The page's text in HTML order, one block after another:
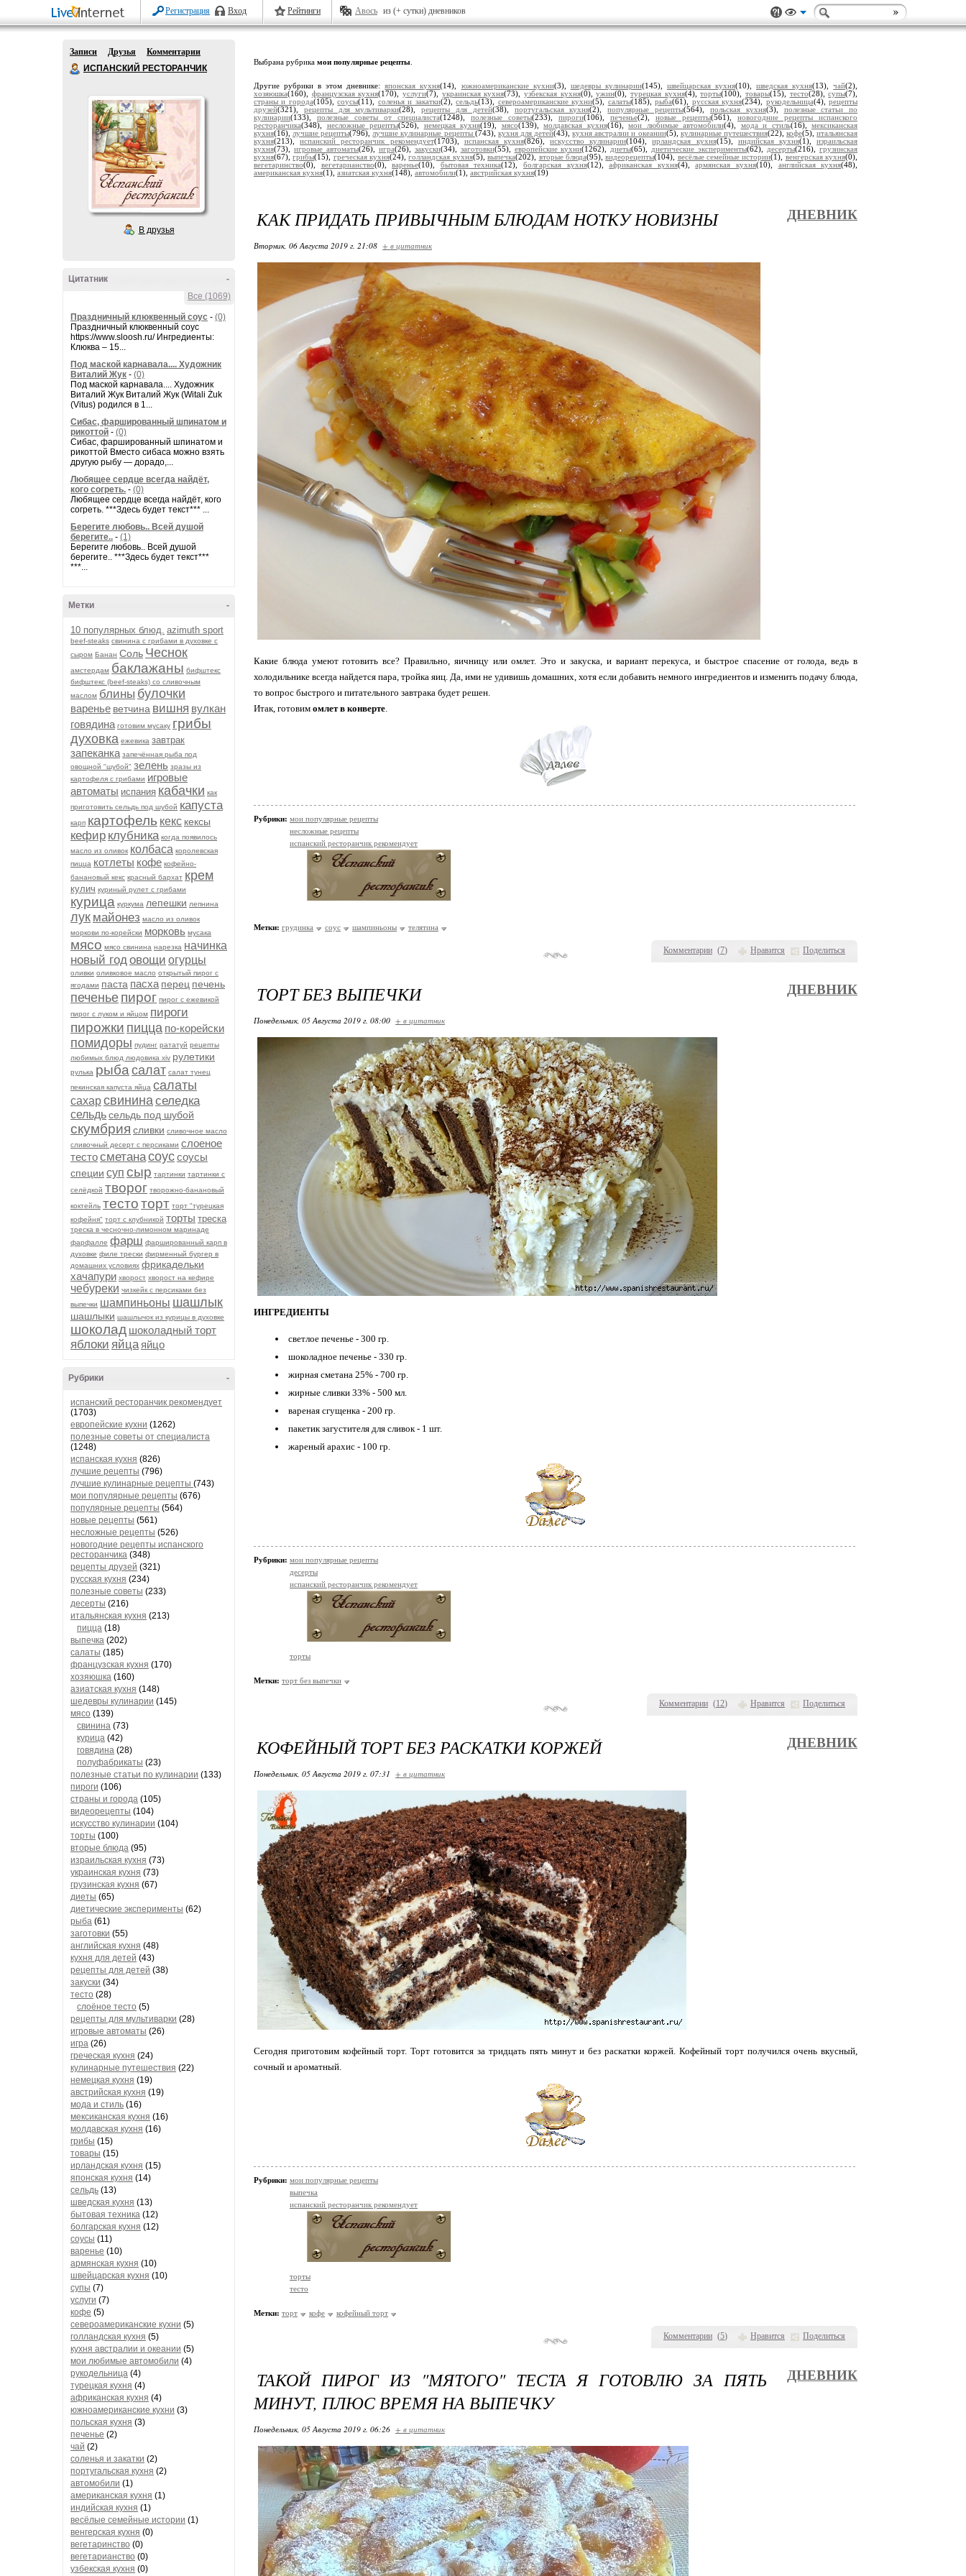
Регистрация Вход Рейтинги Авось из (+ сутки) дневников
Записи Друзья
Комментарии
ИСПАНСКИЙ РЕСТОРАНЧИК
В друзья
-
Цитатник
Все (1069)
Праздничный клюквенный соус - (0)
Праздничный клюквенный соус
https://www.sloosh.ru/ Ингредиенты:
Клюква – 15...
Под маской карнавала.... Художник
Виталий Жук - (0)
Под маской карнавала.... Художник
Виталий Жук Виталий Жук (Witali Żuk
(Vitus) родился в 1...
Сибас, фаршированный шпинатом и
рикоттой - (0)
Сибас, фаршированный шпинатом и
рикоттой Вместо сибаса можно взять
другую рыбу — дорадо,...
Любящее сердце всегда найдёт,
кого согреть. - (0)
Любящее сердце всегда найдёт, кого
согреть. ***Здесь будет текст*** ...
Берегите любовь.. Всей душой
берегите.. - (1)
Берегите любовь.. Всей душой
берегите.. ***Здесь будет текст***
***...
-
Метки
10 популярных блюд. azimuth sport
beef-stеаks cвинина с грибами в духовке с
сыром Банан Соль Чеснок
амстердам баклажаны бифштекс
бифштекс (beef-stеаks) со сливочным
маслом блины булочки
варенье ветчина вишня вулкан
говядина готовим мусаку грибы
духовка ежевика завтрак
запеканка запечённая рыба под
овощной "шубой" зелень зразы из
картофеля с грибами игровые
автоматы испания кабачки как
приготовить сельдь под шубой капуста
карп картофель кекс кексы
кефир клубника когда появилось
масло из оливок колбаса королевская
пицца котлеты кофе кофейно-
банановый кекс красный бархат крем
кулич куриный рулет с грибами
курица куркума лепешки лепнина
лук майонез масло из оливок
моркови по-корейски морковь мусака
мясо мясо свинина нарезка начинка
новый годовощи огурцы
оливки оливковое масло открытый пирог с
ягодами паста пасха перец печень
печенье пирог пирог с ежевикой
пирог с луком и яйцом пироги
пирожки пицца по-корейски
помидоры пудинг рататуй рецепты
любимых блюд людовика xiv рулетики
рулька рыба салат салат тунец
пекинская капуста яйца салаты
сахарсвининаселедка
сельдьсельдь под шубой
скумбрия сливки сливочное масло
сливочный десерт с персиками слоеное
тестосметанасоуссоусы
специи суп сыр тартинки тартинки с
селёдкой творог творожно-банановый
коктейль тестоторт торт "турецкая
кофейня" торт с клубникой торты треска
треска в чесночно-лимонном маринаде
фарфалле фарш фаршированный карп в
духовке филе трески фирменный бургер в
домашних условиях фрикадельки
хачапури хворост хворост на кефире
чебуреки чизкейк с персиками без
выпечки шампиньоны шашлык
шашлыки шашлычок из курицы в духовке
шоколад шоколадный торт
яблоки яйца яйцо
-
Рубрики
испанский ресторанчик рекомендует
(1703)
европейские кухни (1262)
полезные советы от специалиста
(1248)
испанская кухня (826)
лучшие рецепты (796)
лучшие кулинарные рецепты (743)
мои популярные рецепты (676)
популярные рецепты (564)
новые рецепты (561)
несложные рецепты (526)
новогодние рецепты испанского
ресторанчика (348)
рецепты друзей (321)
русская кухня (234)
полезные советы (233)
десерты (216)
итальянская кухня (213)
пицца (18)
выпечка (202)
салаты (185)
французская кухня (170)
хозяюшка (160)
азиатская кухня (148)
шедевры кулинарии (145)
мясо (139)
свинина (73)
курица (42)
говядина (28)
полуфабрикаты (23)
полезные статьи по кулинарии (133)
пироги (106)
страны и города (105)
видеорецепты (104)
искусство кулинарии (104)
торты (100)
вторые блюда (95)
израильская кухня (73)
украинская кухня (73)
грузинская кухня (67)
диеты (65)
диетические эксперименты (62)
рыба (61)
заготовки (55)
английская кухня (48)
кухня для детей (43)
рецепты для детей (38)
закуски (34)
тесто (28)
слоёное тесто (5)
рецепты для мультиварки (28)
игровые автоматы (26)
игра (26)
греческая кухня (24)
кулинарные путешествия (22)
немецкая кухня (19)
австрийская кухня (19)
мода и стиль (16)
мексиканская кухня (16)
молдавская кухня (16)
грибы (15)
товары (15)
ирландская кухня (15)
японская кухня (14)
сельдь (13)
шведская кухня (13)
бытовая техника (12)
болгарская кухня (12)
соусы (11)
варенье (10)
армянская кухня (10)
швейцарская кухня (10)
супы (7)
услуги (7)
кофе (5)
североамериканские кухни (5)
голландская кухня (5)
кухня австралии и океании (5)
мои любимые автомобили (4)
рукодельница (4)
турецкая кухня (4)
африканская кухня (4)
южноамериканские кухни (3)
польская кухня (3)
печенье (2)
чай (2)
соленья и закатки (2)
португальская кухня (2)
автомобили (1)
американская кухня (1)
индийская кухня (1)
весёлые семейные истории (1)
венгерская кухня (0)
вегетаринство (0)
вегетарианство (0)
узбекская кухня (0)
Выбрана рубрика мои популярные рецепты
Другие рубрики в этом дневнике:японская кухня(14), южноамериканские кухни(3), шедевры кулинарии(145), швейцарская кухня(10), шведская кухня(13),чай(2),
хозяюшка(160), французская кухня(170), услуги(7), украинская кухня(73), узбекская кухня(0),ужин(0), турецкая кухня(4),торты(100), товары(15), тесто(28),супы(7),
страны и города(105),соусы(11), соленья и закатки(2),сельдь(13), североамериканские кухни(5), салаты(185),рыба(61), русская кухня(234), рукодельница(4),рецепты
друзей(321), рецепты для мультиварки(28),рецепты для детей(38), португальская кухня(2),популярные рецепты(564), польская кухня(3), полезные статьи по
кулинарии(133), полезные советы от специалиста(1248), полезные советы(233), пироги(106), печенье(2), новые рецепты(561), новогодние рецепты испанского
ресторанчика(348), несложные рецепты(526), немецкая кухня(19), мясо(139), молдавская кухня(16), мои любимые автомобили(4), мода и стиль(16), мексиканская
кухня(16), лучшие рецепты(796), лучшие кулинарные рецепты (743), кухня для детей(43),кухня австралии и океании(5), кулинарные путешествия(22), кофе(5),итальянская
кухня(213),испанский ресторанчик рекомендует(1703), испанская кухня(826),искусство кулинарии(104),ирландская кухня(15), индийская кухня(1),израильская
кухня(73), игровые автоматы(26), игра(26), закуски(34), заготовки(55), европейские кухни(1262), диеты(65), диетические эксперименты(62), десерты(216),грузинская
кухня(67),грибы(15), греческая кухня(24),голландская кухня(5),выпечка(202), вторые блюда(95),видеорецепты(104), весёлые семейные истории(1), венгерская кухня(0),
вегетаринство(0), вегетарианство(0),варенье(10), бытовая техника(12), болгарская кухня(12),африканская кухня(4),армянская кухня(10), английская кухня(48),
американская кухня(1), азиатская кухня(148), автомобили(1), австрийская кухня(19)
Комментарии (7) Нравится Поделиться
КАК ПРИДАТЬ ПРИВЫЧНЫМ БЛЮДАМ НОТКУ НОВИЗНЫ ДНЕВНИК
Вторник, 06 Августа 2019 г. 21:08 + в цитатник
Какие блюда умеют готовить все? Правильно, яичницу или омлет. Это и закуска, и вариант перекуса, и быстрое спасение от голода, ведь в
холодильнике всегда найдется пара, тройка яиц. Да, ими не удивишь домашних, хотя если добавить немного ингредиентов и изменить подачу блюда,
то вопрос быстрого и питательного завтрака будет решен.
Итак, готовим омлет в конверте.
Рубрики: мои популярные рецепты
несложные рецепты
испанский ресторанчик рекомендует
Метки: грудинка соус шампиньоны телятина
Комментарии (12) Нравится Поделиться
ТОРТ БЕЗ ВЫПЕЧКИ ДНЕВНИК
Понедельник, 05 Августа 2019 г. 08:00 + в цитатник
ИНГРЕДИЕНТЫ
светлое печенье - 300 гр.
шоколадное печенье - 330 гр.
жирная сметана 25% - 700 гр.
жирные сливки 33% - 500 мл.
вареная сгущенка - 200 гр.
пакетик загустителя для сливок - 1 шт.
жареный арахис - 100 гр.
Рубрики: мои популярные рецепты
десерты
испанский ресторанчик рекомендует
торты
Метки: торт без выпечки
Комментарии (5) Нравится Поделиться
КОФЕЙНЫЙ ТОРТ БЕЗ РАСКАТКИ КОРЖЕЙ ДНЕВНИК
Понедельник, 05 Августа 2019 г. 07:31 + в цитатник
Сегодня приготовим кофейный торт. Торт готовится за тридцать пять минут и без раскатки коржей. Кофейный торт получился очень вкусный,
сочный и ароматный.
Рубрики: мои популярные рецепты
выпечка
испанский ресторанчик рекомендует
торты
тесто
Метки: торт кофе кофейный торт
ТАКОЙ ПИРОГ ИЗ "МЯТОГО" ТЕСТА Я ГОТОВЛЮ ЗА ПЯТЬ
МИНУТ, ПЛЮС ВРЕМЯ НА ВЫПЕЧКУ
ДНЕВНИК
Понедельник, 05 Августа 2019 г. 06:26 + в цитатник